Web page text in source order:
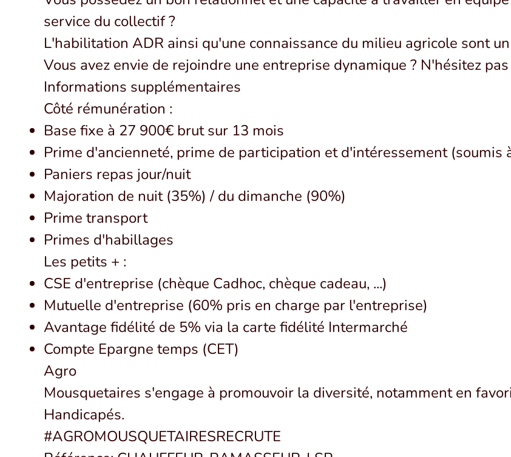
service du collectif ?
L'habilitation ADR ainsi qu'une connaissance du milieu agricole sont
Vous avez envie de rejoindre une entreprise dynamique ? N'hésitez
Informations supplémentaires
Côté rémunération :
Base fixe à 27 900€ brut sur 13 mois
Prime d'ancienneté, prime de participation et d'intéressement (soumis
Paniers repas jour/nuit
Majoration de nuit (35%) / du dimanche (90%)
Prime transport
Primes d'habillages
Les petits + :
CSE d'entreprise (chèque Cadhoc, chèque cadeau, ...)
Mutuelle d'entreprise (60% pris en charge par l'entreprise)
Avantage fidélité de 5% via la carte fidélité Intermarché
Compte Epargne temps (CET)
Agro
Mousquetaires s'engage à promouvoir la diversité, notamment en
Handicapés.
#AGROMOUSQUETAIRESRECRUTE